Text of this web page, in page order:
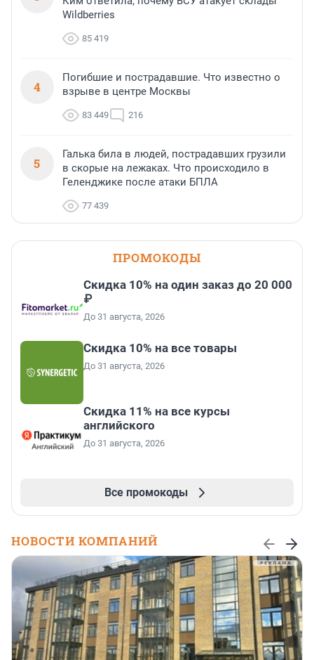
Wildberries
85 419
4
Погибшие и пострадавшие. Что известно о
взрыве в центре Москвы
83 449 216
5
Галька била в людей, пострадавших грузили
в скорые на лежаках. Что происходило в
Геленджике после атаки БПЛА
77 439
ПРОМОКОДЫ
Скидка 10% на один заказ до 20 000
₽
До 31 августа, 2026
Скидка 10% на все товары
До 31 августа, 2026
Скидка 11% на все курсы
английского
До 31 августа, 2026
Все промокоды
НОВОСТИ КОМПАНИЙ